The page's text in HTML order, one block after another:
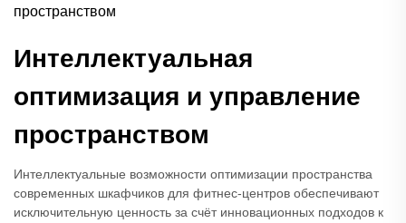
Интеллектуальная
оптимизация и управление
пространством
Интеллектуальные возможности оптимизации пространства
современных шкафчиков для фитнес-центров обеспечивают
исключительную ценность за счёт инновационных подходов к